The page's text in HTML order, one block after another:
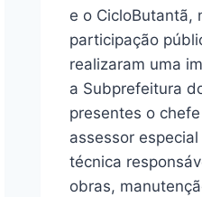
e o CicloButantã,
participação
realizaram uma
a Subprefeitura
presentes o
assessor
técnica
obras,